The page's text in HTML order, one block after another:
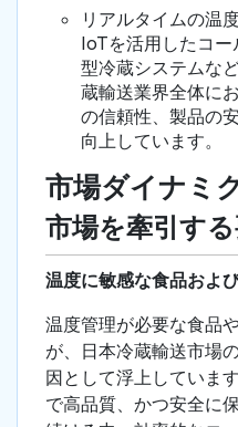
リアルタイムの温
IoTを活用したコ
型冷蔵システムな
蔵輸送業界全体に
の信頼性、製品の
向上しています。
市場ダイナミ
市場を牽引する
温度に敏感な食品およ
温度管理が必要な食品
が、日本冷蔵輸送市場
因として浮上していま
で高品質、かつ安全に